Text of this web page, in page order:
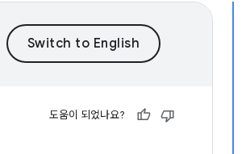
도움이 되었나요?